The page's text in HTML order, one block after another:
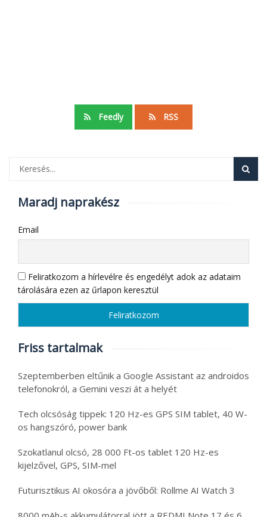
Feedly RSS
Maradj naprakész
Email
Feliratkozom a hírlevélre és engedélyt adok az adataim
tárolására ezen az űrlapon keresztül
Friss tartalmak
Szeptemberben eltűnik a Google Assistant az androidos
telefonokról, a Gemini veszi át a helyét
Tech olcsóság tippek: 120 Hz-es GPS SIM tablet, 40 W-
os hangszóró, power bank
Szokatlanul olcsó, 28 000 Ft-os tablet 120 Hz-es
kijelzővel, GPS, SIM-mel
Futurisztikus AI okosóra a jövőből: Rollme AI Watch 3